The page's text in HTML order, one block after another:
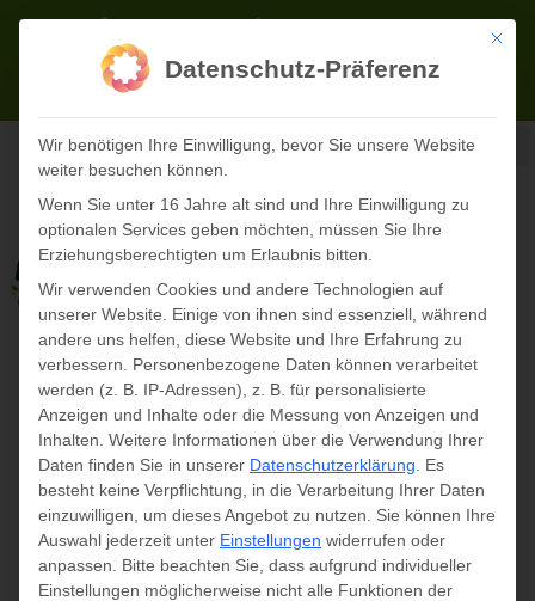
02723 71622-0 info@panopark.de
geöffnet 10-18
Veranstaltungen geöffnet 10-18
Ansichten-
7/1/2026
MONTAG DIENSTAGMITTWOCHDONNERSTAGFREITAG SAMSTAG
Mit
Datenschutz-Präferenz
Wir benötigen Ihre Einwilligung, bevor Sie unsere Website
weiter besuchen können.
Wenn Sie unter 16 Jahre alt sind und Ihre Einwilligung zu
optionalen Services geben möchten, müssen Sie Ihre
Erziehungsberechtigten um Erlaubnis bitten.
Wir verwenden Cookies und andere Technologien auf
unserer Website. Einige von ihnen sind essenziell, während
andere uns helfen, diese Website und Ihre Erfahrung zu
verbessern.
Personenbezogene Daten können verarbeitet
werden (z. B. IP-Adressen), z. B. für personalisierte
Anzeigen und Inhalte oder die Messung von Anzeigen und
Inhalten. Weitere Informationen über die Verwendung Ihrer
Daten finden Sie in unserer Datenschutzerklärung
Es
besteht keine Verpflichtung, in die Verarbeitung Ihrer Daten
einzuwilligen, um dieses Angebot zu nutzen.
Sie können Ihre
Auswahl jederzeit unter Einstellungen widerrufen oder
anpassen.
Bitte beachten Sie, dass aufgrund individueller
Einstellungen möglicherweise nicht alle Funktionen der